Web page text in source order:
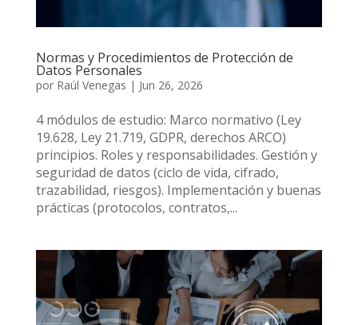
Normas y Procedimientos de Protección de
Datos Personales
por Raúl Venegas | Jun 26, 2026
4 módulos de estudio: Marco normativo (Ley
19.628, Ley 21.719, GDPR, derechos ARCO)
principios. Roles y responsabilidades. Gestión y
seguridad de datos (ciclo de vida, cifrado,
trazabilidad, riesgos). Implementación y buenas
prácticas (protocolos, contratos,...